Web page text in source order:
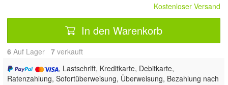
Kostenloser Versand
In den Warenkorb
6 Auf Lager 7 verkauft
, Lastschrift, Kreditkarte, Debitkarte,
Ratenzahlung, Sofortüberweisung, Überweisung, Bezahlung nach